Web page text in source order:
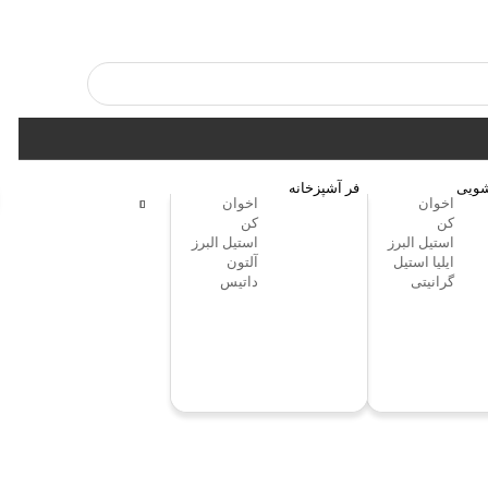
اخوان
کن
استیل البرز
ایلیا استیل
گرانیتی
فر آشپزخانه
اخوان
کن
استیل البرز
آلتون
داتیس